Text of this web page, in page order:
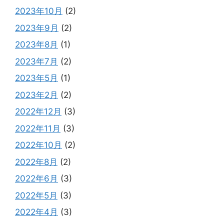
2023年10月 (2)
2023年9月 (2)
2023年8月 (1)
2023年7月 (2)
2023年5月 (1)
2023年2月 (2)
2022年12月 (3)
2022年11月 (3)
2022年10月 (2)
2022年8月 (2)
2022年6月 (3)
2022年5月 (3)
2022年4月 (3)